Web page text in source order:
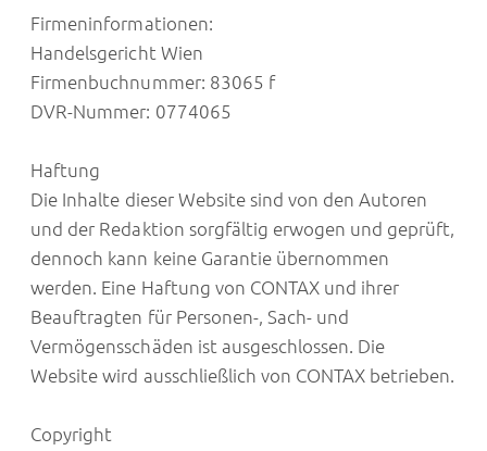
Firmeninformationen:
Handelsgericht Wien
Firmenbuchnummer: 83065 f
DVR-Nummer: 0774065
Haftung
Die Inhalte dieser Website sind von den Autoren
und der Redaktion sorgfältig erwogen und geprüft,
dennoch kann keine Garantie übernommen
werden. Eine Haftung von CONTAX und ihrer
Beauftragten für Personen-, Sach- und
Vermögensschäden ist ausgeschlossen. Die
Website wird ausschließlich von CONTAX betrieben.
Copyright